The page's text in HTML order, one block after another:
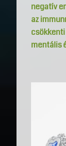
negatív
az
mentális